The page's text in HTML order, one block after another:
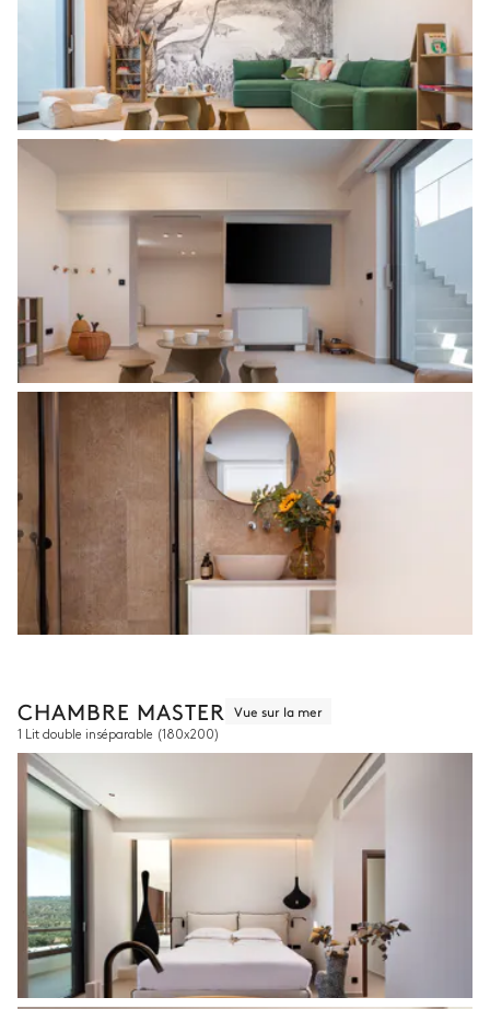
CHAMBRE MASTER Vue sur la mer
1 Lit double inséparable (180x200)